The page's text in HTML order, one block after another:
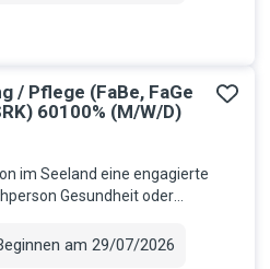
/ Pflege (FaBe, FaGe
60100% (M/W/D)
im Seeland eine engagierte
Gesundheit oder
Ihr
am 29/07/2026